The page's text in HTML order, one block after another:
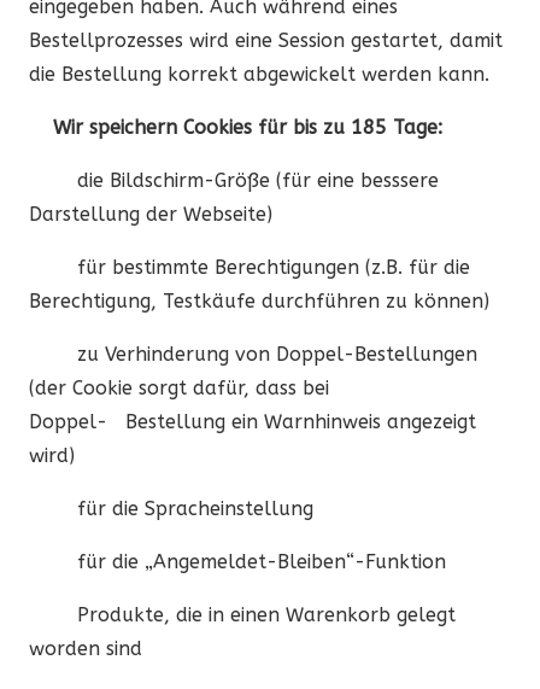
eingegeben haben. Auch während eines
Bestellprozesses wird eine Session gestartet, damit
die Bestellung korrekt abgewickelt werden kann.
Wir speichern Cookies für bis zu 185 Tage:
die Bildschirm-Größe (für eine besssere
Darstellung der Webseite)
für bestimmte Berechtigungen (z.B. für die
Berechtigung, Testkäufe durchführen zu können)
zu Verhinderung von Doppel-Bestellungen
(der Cookie sorgt dafür, dass bei
Doppel-
Bestellung ein Warnhinweis angezeigt
wird)
für die Spracheinstellung
für die „Angemeldet-Bleiben“-Funktion
Produkte, die in einen Warenkorb gelegt
worden sind